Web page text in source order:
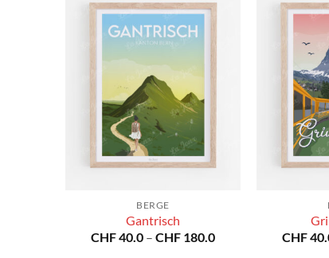
BERGE
Gantrisch
CHF40.0 – CHF 180.0Preisspanne:CHF
Preisspanne: